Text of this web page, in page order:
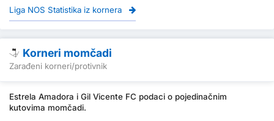
Liga NOS Statistika iz kornera
Korneri momčadi
Zarađeni korneri/protivnik
Estrela Amadora i Gil Vicente FC podaci o pojedinačnim
kutovima momčadi.